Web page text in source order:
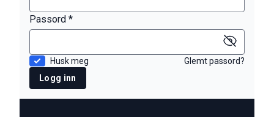
Passord *
Husk meg
Glemt passord?
Logg inn